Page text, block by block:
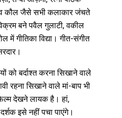
कौल जैसे सभी कलाकार जंचते
बने पवैल गुलाटी, वकील
में गीतिका विद्या। गीत-संगीत
को बर्दाश्त करना सिखाने वाले
रहना सिखाने वाले मां-बाप भी
देखने लायक है। हां,
इसे नहीं पचा पाएंगे।